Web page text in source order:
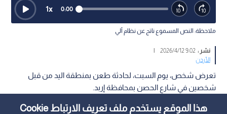
هذا الموقع يستخدم ملف تعريف الارتباط Cookie
0:00
1x
ملاحظة: النص المسموع ناتج عن نظام آلي
نشر :9:02 2026/4/12
|
الأردن
تعرض شخص، يوم السبت، لحادثة طعن بمنطقة اليد من قبل
شخصين في شارع الحصن بمحافظة إربد.